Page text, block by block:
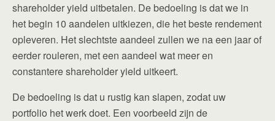
shareholder yield uitbetalen. De bedoeling is dat we in
het begin 10 aandelen uitkiezen, die het beste rendement
opleveren. Het slechtste aandeel zullen we na een jaar of
eerder rouleren, met een aandeel wat meer en
constantere shareholder yield uitkeert.
De bedoeling is dat u rustig kan slapen, zodat uw
portfolio het werk doet. Een voorbeeld zijn de